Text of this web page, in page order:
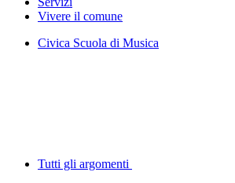
Vivere il comune
Civica Scuola di Musica
Tutti gli argomenti